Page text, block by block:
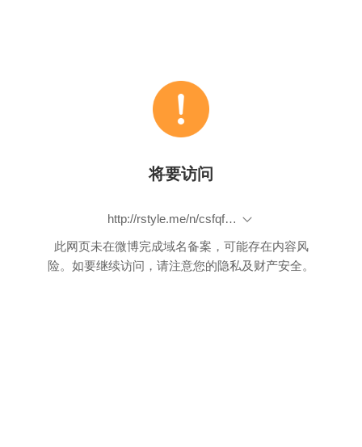
将要访问
http://rstyle.me/n/csfqfjbp9if
此网页未在微博完成域名备案，可能存在内容风
险。如要继续访问，请注意您的隐私及财产安全。